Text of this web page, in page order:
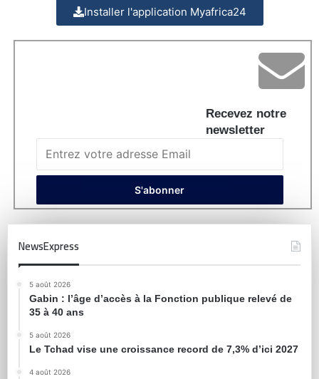
Installer l'application Myafrica24
Recevez notre
newsletter
NewsExpress
5 août 2026
Gabin : l’âge d’accès à la Fonction publique relevé de
35 à 40 ans
5 août 2026
Le Tchad vise une croissance record de 7,3% d’ici 2027
4 août 2026